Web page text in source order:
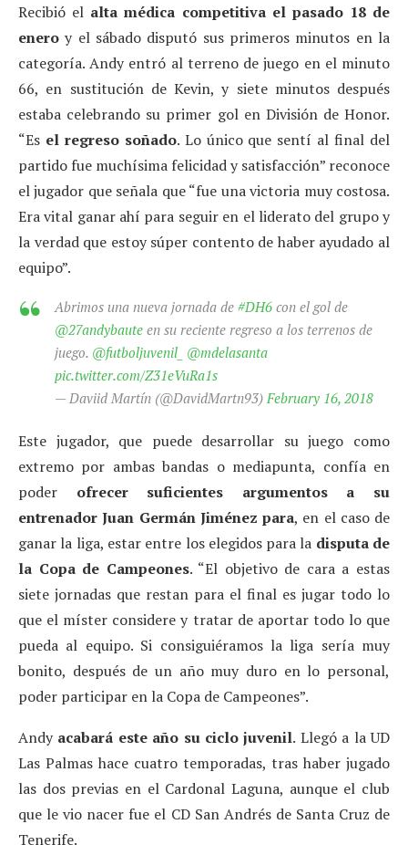
Recibió el alta médica competitiva el pasado 18 de
enero y el sábado disputó sus primeros minutos en la
categoría. Andy entró al terreno de juego en el minuto
66, en sustitución de Kevin, y siete minutos después
estaba celebrando su primer gol en División de Honor.
“Es el regreso soñado. Lo único que sentí al final del
partido fue muchísima felicidad y satisfacción” reconoce
el jugador que señala que “fue una victoria muy costosa.
Era vital ganar ahí para seguir en el liderato del grupo y
la verdad que estoy súper contento de haber ayudado al
equipo”.
Abrimos una nueva jornada de #DH6 con el gol de
@27andybaute en su reciente regreso a los terrenos de
juego. @futboljuvenil_ @mdelasanta
pic.twitter.com/Z31eVuRa1s
— Daviid Martín (@DavidMartn93) February 16, 2018
Este jugador, que puede desarrollar su juego como
extremo por ambas bandas o mediapunta, confía en
poder ofrecer suficientes argumentos a su
entrenador Juan Germán Jiménez para, en el caso de
ganar la liga, estar entre los elegidos para la disputa de
la Copa de Campeones. “El objetivo de cara a estas
siete jornadas que restan para el final es jugar todo lo
que el míster considere y tratar de aportar todo lo que
pueda al equipo. Si consiguiéramos la liga sería muy
bonito, después de un año muy duro en lo personal,
poder participar en la Copa de Campeones”.
Andy acabará este año su ciclo juvenil. Llegó a la UD
Las Palmas hace cuatro temporadas, tras haber jugado
las dos previas en el Cardonal Laguna, aunque el club
que le vio nacer fue el CD San Andrés de Santa Cruz de
Tenerife.